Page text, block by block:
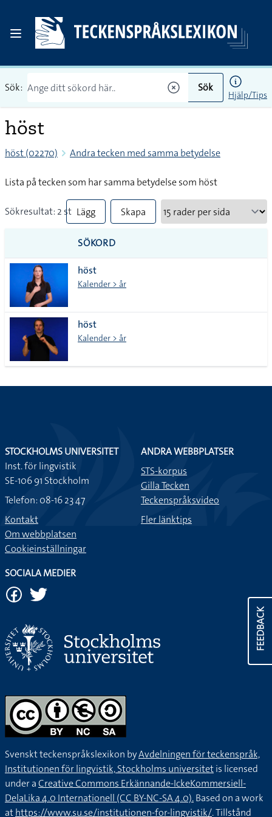
Sök: Sök
Hjälp/Tips
höst
höst (02270) Andra tecken med samma betydelse
Lista på tecken som har samma betydelse som höst
Sökresultat: 2 st Lägg
till
alla i
lista
Skapa
SÖKORD
höst
Kalender > år
höst
Kalender > år
FEEDBACK
STOCKHOLMS UNIVERSITET
Inst. för lingvistik
SE-106 91 Stockholm
Telefon: 08-16 23 47
Kontakt
Om webbplatsen
Cookieinställningar
ANDRA WEBBPLATSER
STS-korpus
Gilla Tecken
Teckenspråksvideo
Fler länktips
SOCIALA MEDIER
Svenskt teckenspråkslexikon byAvdelningen för teckenspråk,
Institutionen för lingvistik, Stockholms universitetis licensed
under aCreative Commons Erkännande-IckeKommersiell-
DelaLika 4.0 Internationell (CC BY-NC-SA 4.0).Based on a work
athttps://www.su.se/institutionen-for-lingvistik/. Tillstånd